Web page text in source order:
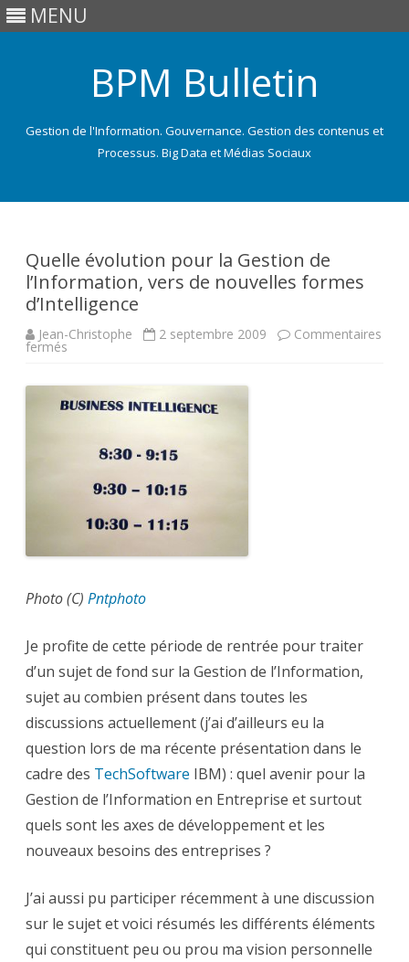
MENU
BPM Bulletin
Gestion de l'Information. Gouvernance. Gestion des contenus et
Processus. Big Data et Médias Sociaux
Quelle évolution pour la Gestion de
l’Information, vers de nouvelles formes
d’Intelligence
Jean-Christophe 2 septembre 2009 Commentaires
fermés
pour
la
Gestion
formes
d’Intelligence
Photo (C) Pntphoto
Je profite de cette période de rentrée pour traiter
d’un sujet de fond sur la Gestion de l’Information,
sujet au combien présent dans toutes les
discussions actuellement (j’ai d’ailleurs eu la
question lors de ma récente présentation dans le
cadre des TechSoftware IBM) : quel avenir pour la
Gestion de l’Information en Entreprise et surtout
quels sont les axes de développement et les
nouveaux besoins des entreprises ?
J’ai aussi pu participer récemment à une discussion
sur le sujet et voici résumés les différents éléments
qui constituent peu ou prou ma vision personnelle